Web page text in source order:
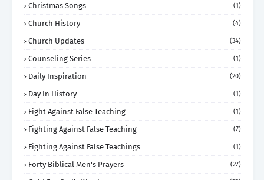
Christmas Songs (1)
Church History (4)
Church Updates (34)
Counseling Series (1)
Daily Inspiration (20)
Day In History (1)
Fight Against False Teaching (1)
Fighting Against False Teaching (7)
Fighting Against False Teachings (1)
Forty Biblical Men's Prayers (27)